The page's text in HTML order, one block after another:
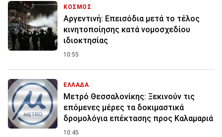
ΚΟΣΜΟΣ
Αργεντινή: Επεισόδια μετά το τέλος
κινητοποίησης κατά νομοσχεδίου
ιδιοκτησίας
10:55
ΕΛΛΑΔΑ
Μετρό Θεσσαλονίκης: Ξεκινούν τις
επόμενες μέρες τα δοκιμαστικά
δρομολόγια επέκτασης προς Καλαμαριά
10:45